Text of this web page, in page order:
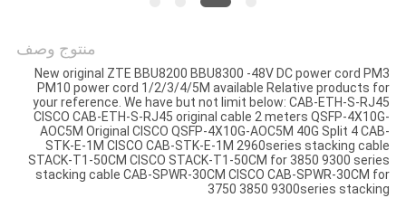
منتوج وصف
New original ZTE BBU8200 BBU8300 -48V DC power cord PM3
PM10 power cord 1/2/3/4/5M available Relative products for
your reference. We have but not limit below: CAB-ETH-S-RJ45
CISCO CAB-ETH-S-RJ45 original cable 2 meters QSFP-4X10G-
AOC5M Original CISCO QSFP-4X10G-AOC5M 40G Split 4 CAB-
STK-E-1M CISCO CAB-STK-E-1M 2960series stacking cable
STACK-T1-50CM CISCO STACK-T1-50CM for 3850 9300 series
stacking cable CAB-SPWR-30CM CISCO CAB-SPWR-30CM for
3750 3850 9300series stacking